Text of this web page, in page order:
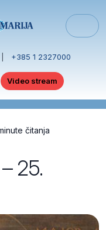
+385 1 2327000
Video stream
čitanja
25.